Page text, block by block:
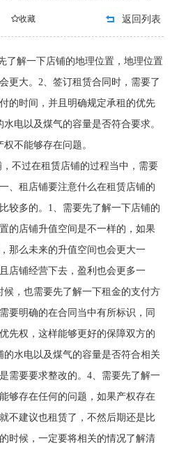
收藏 返回列表
了解一下店铺的地理位置，地理位置
更大。2、签订租赁合同时，需要了
的时间，并且明确规定承租的优先
电以及煤气的容量是否符合要求。
，产权不能够存在问题。
不过在租赁店铺的过程当中，需要
、租店铺要注意什么在租赁店铺的
较多的。1、需要先了解一下店铺的
的店铺升值空间是不一样的，如果
那么未来的升值空间也会更大一
店铺经营下去，盈利也会更多一
候，也需要先了解一下租金的支付方
要明确的在合同当中有所标识，同
先权，这样能够更好的保障双方的
的水电以及煤气的容量是否符合相关
需要要求整改的。4、需要先了解一
够存在任何的问题，如果产权存在
不建议也租赁了，不然后期还是比
时候，一定要将相关的情况了解清